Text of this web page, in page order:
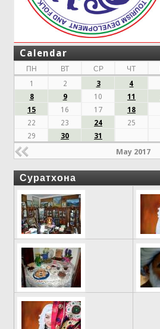
Calendar
ПН ВТ СР ЧТ
1
2 3 4
8
9 10 11
15
16 17 18
22
23 24 25
29
30 31
May 2017
Суратхона